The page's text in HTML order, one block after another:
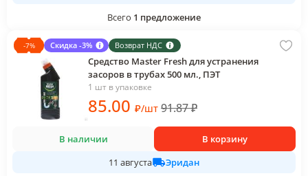
Всего 1 предложение
-7% Скидка -3% Возврат НДС
Средство Master Fresh для устранения
засоров в трубах 500 мл., ПЭТ
1 шт в упаковке
85.00 ₽/шт 91.87₽
В наличии
В корзину
11 августа
Эридан